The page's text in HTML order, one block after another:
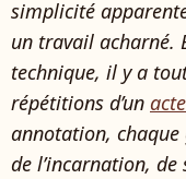
simplicité
un travail acharné.
technique, il y a
répétitions d’un
annotation, chaque
de l’incarnation,